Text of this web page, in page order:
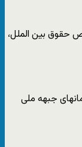
حقوق بین الملل،
جبهه ملی